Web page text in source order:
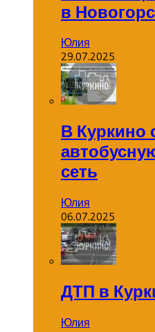
в
Юлия
29.07.2025
В Куркино
сеть
Юлия
06.07.2025
ДТП в
Юлия